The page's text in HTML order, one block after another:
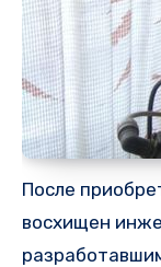
После
восхищен